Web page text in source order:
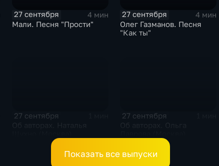
27 сентября
4 мин
Мали. Песня "Прости"
27 сентября
4 мин
Олег Газманов. Песня
"Как ты"
27 сентября 27 сентября
Показать все выпуски